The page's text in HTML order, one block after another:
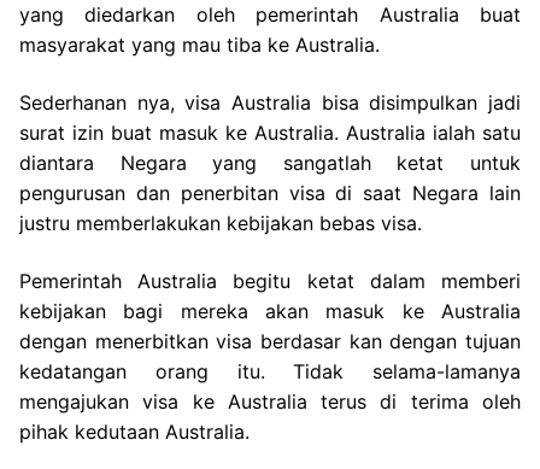
yang diedarkan oleh pemerintah Australia buat
masyarakat yang mau tiba ke Australia.
Sederhanan nya, visa Australia bisa disimpulkan jadi
surat izin buat masuk ke Australia. Australia ialah satu
diantara Negara yang sangatlah ketat untuk
pengurusan dan penerbitan visa di saat Negara lain
justru memberlakukan kebijakan bebas visa.
Pemerintah Australia begitu ketat dalam memberi
kebijakan bagi mereka akan masuk ke Australia
dengan menerbitkan visa berdasar kan dengan tujuan
kedatangan orang itu. Tidak selama-lamanya
mengajukan visa ke Australia terus di terima oleh
pihak kedutaan Australia.